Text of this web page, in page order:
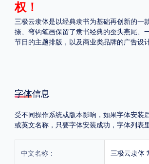
权！
三极云隶体是以经典隶书为基础再创新的
捺、弯钩笔画保留了隶书经典的蚕头燕尾、
节日的主题排版，以及商业类品牌的广告设计
字体信息
受不同操作系统或版本影响，如果字体安装
或英文名称，只要字体安装成功，字体列表
中文名称： 三极云隶体